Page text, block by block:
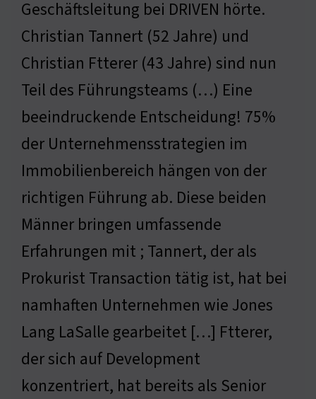
Geschäftsleitung bei DRIVEN hörte.
Christian Tannert (52 Jahre) und
Christian Ftterer (43 Jahre) sind nun
Teil des Führungsteams (…) Eine
beeindruckende Entscheidung! 75%
der Unternehmensstrategien im
Immobilienbereich hängen von der
richtigen Führung ab. Diese beiden
Männer bringen umfassende
Erfahrungen mit ; Tannert, der als
Prokurist Transaction tätig ist, hat bei
namhaften Unternehmen wie Jones
Lang LaSalle gearbeitet […] Ftterer,
der sich auf Development
konzentriert, hat bereits als Senior